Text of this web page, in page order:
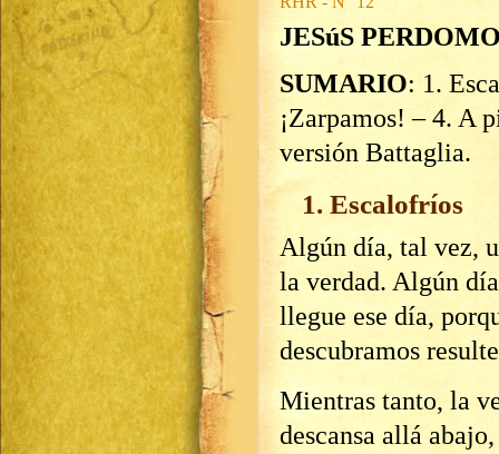
JESúS
SUMARIO: 1.
¡Zarpamos! – 4. A
versión Battaglia.
1. Escalofríos
Algún día, tal vez,
la verdad. Algún
llegue ese día,
descubramos
Mientras tanto, la
descansa allá